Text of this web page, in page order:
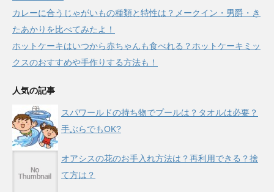
カレーに合うじゃがいもの種類と特性は？メークイン・男爵・き
たあかりを比べてみたよ！
ホットケーキはいつから赤ちゃんも食べれる？ホットケーキミッ
クスのおすすめや手作りする方法も！
人気の記事
スパワールドの持ち物でプールは？タオルは必要？
手ぶらでもOK?
オアシスの花のお手入れ方法は？再利用できる？捨
て方は？